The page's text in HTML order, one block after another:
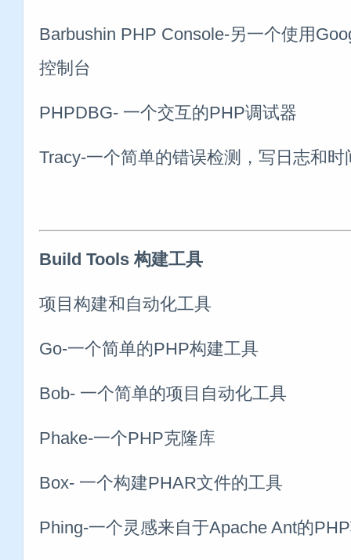
Barbushin PHP Console-另一个使用
控制台
PHPDBG- 一个交互的PHP调试器
Tracy-一个简单的错误检测，写日志和时
Build Tools 构建工具
项目构建和自动化工具
Go-一个简单的PHP构建工具
Bob- 一个简单的项目自动化工具
Phake-一个PHP克隆库
Box- 一个构建PHAR文件的工具
Phing-一个灵感来自于Apache Ant的